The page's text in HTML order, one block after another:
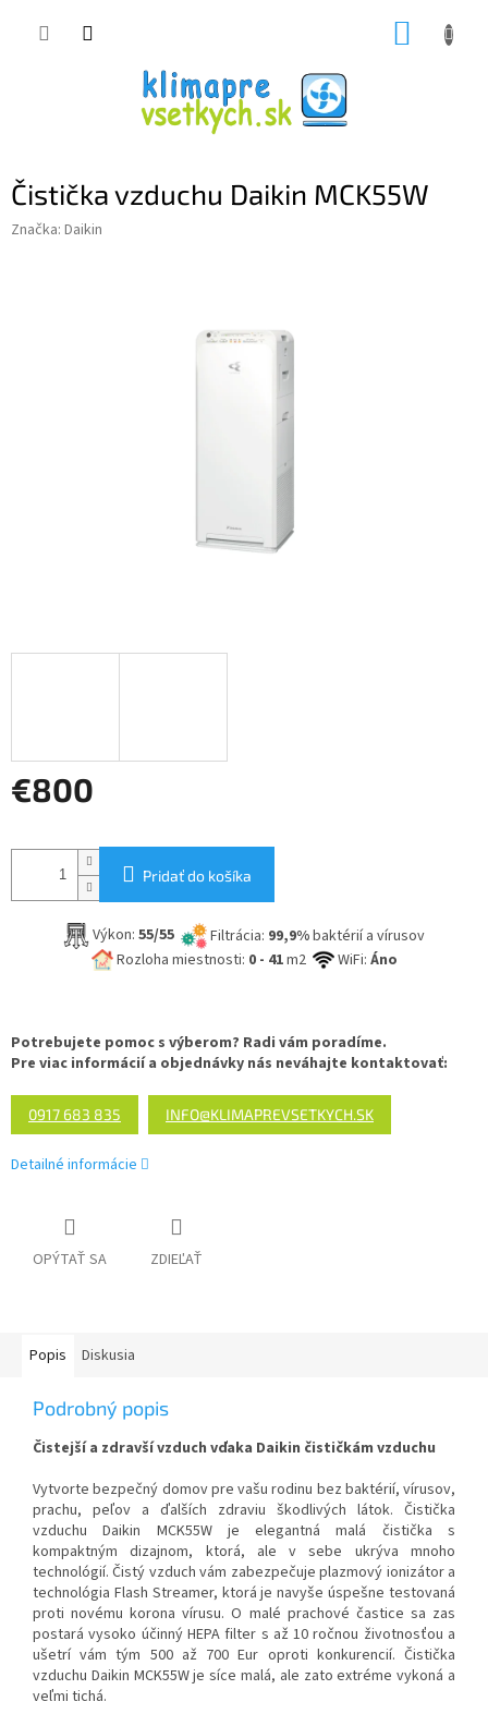
Čistička vzduchu Daikin MCK55W
Značka: Daikin
€800
cena:
Pridať do košíka
Výkon: 55/55 Filtrácia: 99,9%baktérií a vírusov
Rozloha miestnosti: 0 - 41m2 WiFi: Áno
Potrebujete pomoc s výberom? Radi vám poradíme.
Pre viac informácií a objednávky nás neváhajte kontaktovať:
0917 683 835 INFO@KLIMAPREVSETKYCH.SK
Detailné informácie
OPÝTAŤ SA ZDIEĽAŤ
Popis Diskusia
Podrobný popis
Čistejší a zdravší vzduch vďaka Daikin čističkám vzduchu
Vytvorte bezpečný domov pre vašu rodinu bez baktérií, vírusov,
prachu, peľov a ďalších zdraviu škodlivých látok. Čistička
vzduchu Daikin MCK55W je elegantná malá čistička s
kompaktným dizajnom, ktorá, ale v sebe ukrýva mnoho
technológií. Čistý vzduch vám zabezpečuje plazmový ionizátor a
technológia Flash Streamer, ktorá je navyše úspešne testovaná
proti novému korona vírusu. O malé prachové častice sa zas
postará vysoko účinný HEPA filter s až 10 ročnou životnosťou a
ušetrí vám tým 500 až 700 Eur oproti konkurencií. Čistička
vzduchu Daikin MCK55W je síce malá, ale zato extréme vykoná a
veľmi tichá.